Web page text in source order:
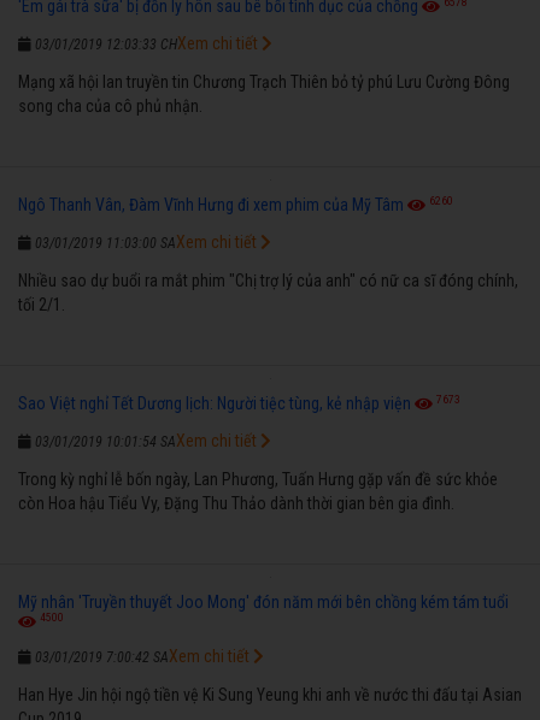
'Em gái trà sữa' bị đồn ly hôn sau bê bối tình dục của chồng
03/01/2019 12:03:33 CH
Mạng xã hội lan truyền tin Chương Trạch Thiên bỏ tỷ phú Lưu Cường Đông
song cha của cô phủ nhận.
Xem chi tiết
Ngô Thanh Vân, Đàm Vĩnh Hưng đi xem phim của Mỹ Tâm 6260
03/01/2019 11:03:00 SA
Nhiều sao dự buổi ra mắt phim "Chị trợ lý của anh" có nữ ca sĩ đóng chính,
tối 2/1.
Xem chi tiết
Sao Việt nghỉ Tết Dương lịch: Người tiệc tùng, kẻ nhập viện 7673
03/01/2019 10:01:54 SA
Trong kỳ nghỉ lễ bốn ngày, Lan Phương, Tuấn Hưng gặp vấn đề sức khỏe
còn Hoa hậu Tiểu Vy, Đặng Thu Thảo dành thời gian bên gia đình.
Xem chi tiết
Mỹ nhân 'Truyền thuyết Joo Mong' đón năm mới bên chồng kém tám tuổi
4500
03/01/2019 7:00:42 SA
Han Hye Jin hội ngộ tiền vệ Ki Sung Yeung khi anh về nước thi đấu tại Asian
Xem chi tiết